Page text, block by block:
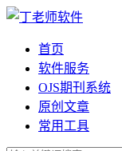
首页
软件服务
OJS期刊系统
原创文章
常用工具